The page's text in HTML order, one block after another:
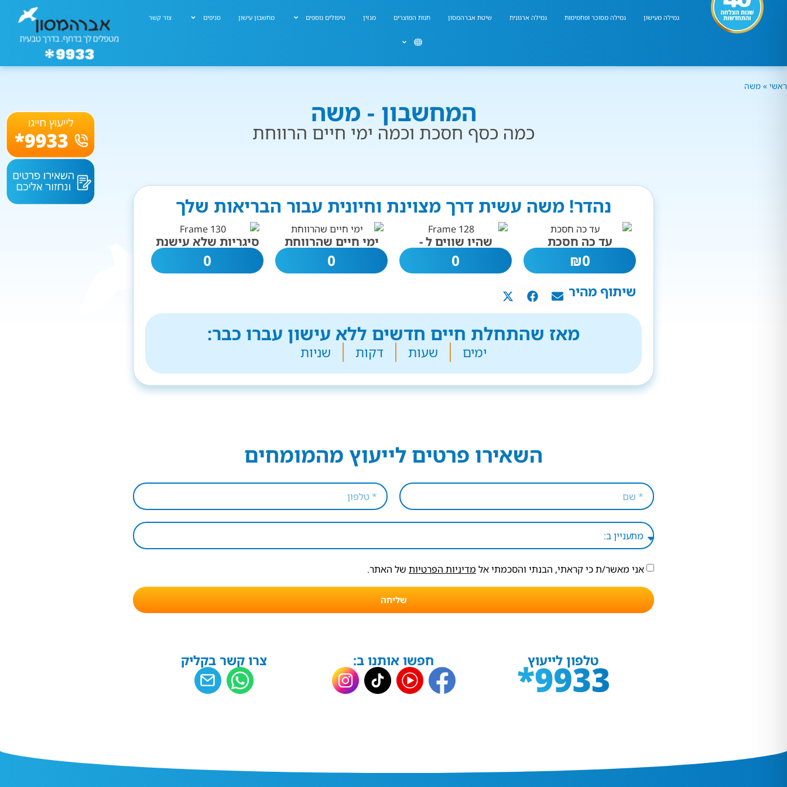
גמילה מעישון גמילה מסוכר ופחמימות גמילה ארגונית שיטת אברהמסון חנות המוצרים מגזין טיפולים נוספים מחשבון עישון סניפים צור קשר
ראשי » משה
המחשבון - משה
כמה כסף חסכת וכמה ימי חיים הרווחת
נהדר! משה עשית דרך מצוינת וחיונית עבור הבריאות שלך
עד כה חסכת
0
₪
שהיו שווים ל -
0
ימי חיים שהרווחת
0
סיגריות שלא עישנת
0
שיתוף מהיר
מאז שהתחלת חיים חדשים ללא עישון עברו כבר:
ימים שעות דקות שניות
השאירו פרטים לייעוץ מהמומחים
אני מאשר/ת כי קראתי, הבנתי והסכמתי אל מדיניות הפרטיות של האתר.
שליחה
טלפון לייעוץ חפשו אותנו ב: צרו קשר בקליק